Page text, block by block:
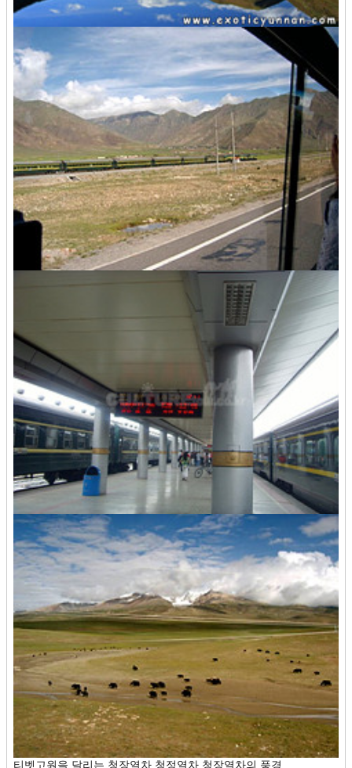
티벳고원을 달리는 청장열차 청정열차 청장열차의 풍경